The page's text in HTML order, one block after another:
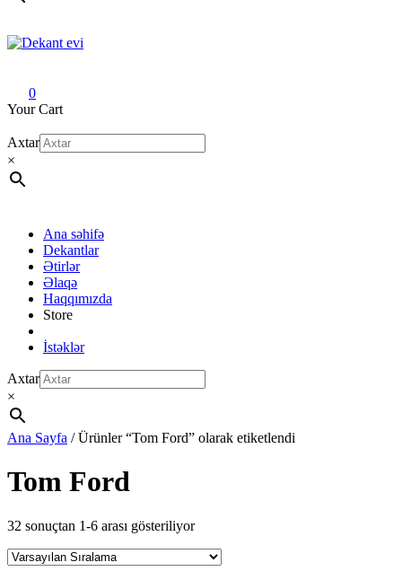
0
Your Cart
Axtar
×
Ana səhifə
Dekantlar
Ətirlər
Əlaqə
Haqqımızda
Store
İstəklər
Axtar
×
Ana Sayfa / Ürünler “Tom Ford” olarak etiketlendi
Tom Ford
32 sonuçtan 1-6 arası gösteriliyor